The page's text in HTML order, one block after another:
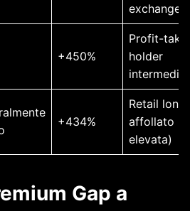
exchange
+450%
Profit-
holder
intermedi
+434%
Retail long
affollato
elevata)
Gap a